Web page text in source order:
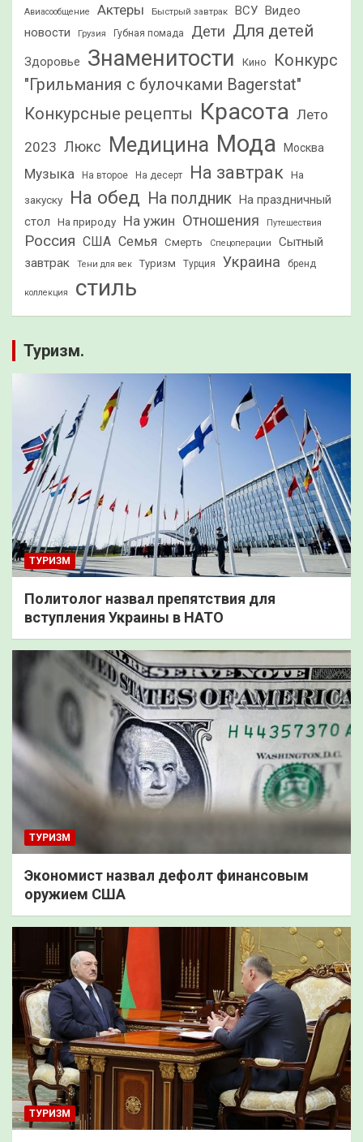
Авиасообщение Актеры Быстрый завтрак ВСУ Видео
новости
Грузия Губная помада Дети Для детей
Здоровье Знаменитости Кино
Конкурс
"Грильмания с булочками Bagerstat"
Конкурсные рецепты Красота Лето
2023 Люкс Медицина Мода Москва
Музыка На второе На десерт На завтрак На
закуску На обед На полдник На праздничный
стол
На природу На ужин Отношения Путешествия
Россия США Семья Смерть Спецоперации
Сытный
завтрак
Тени для век Туризм Турция Украина бренд
коллекция стиль
Туризм.
ТУРИЗМ
Политолог назвал препятствия для
вступления Украины в НАТО
ТУРИЗМ
Экономист назвал дефолт финансовым
оружием США
ТУРИЗМ